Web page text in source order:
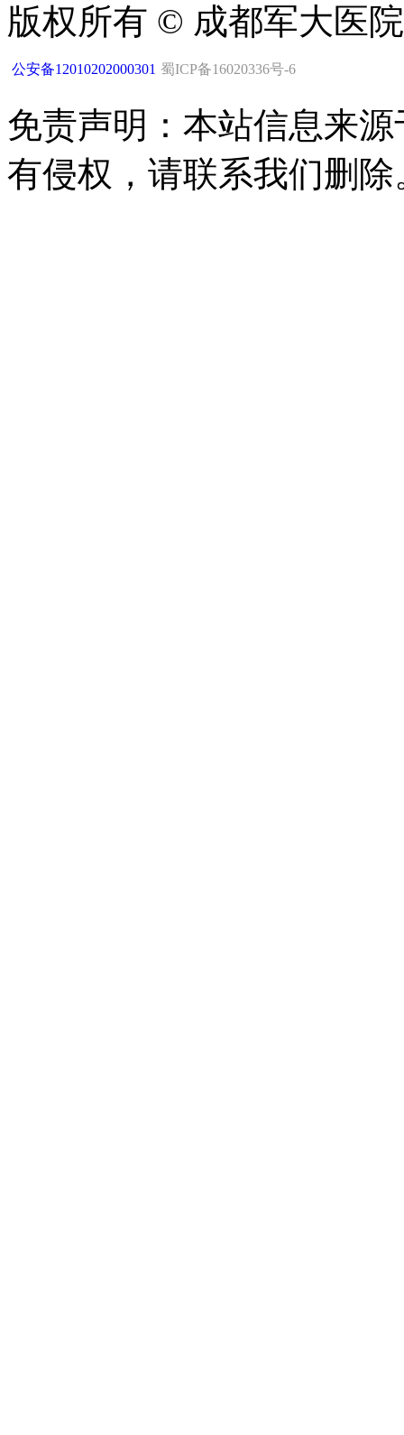
版权所有 © 成都军大医
公安备12010202000301 蜀ICP备16020336号-6
免责声明：本站信息来
有侵权，请联系我们删除